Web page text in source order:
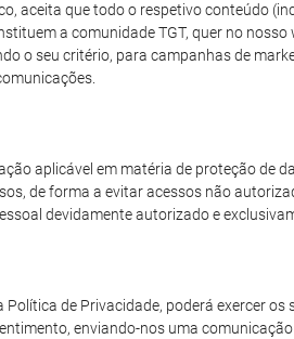
aceita que todo o respetivo conteúdo
a comunidade TGT, quer no
o seu critério, para campanhas de
aplicável em matéria de proteção de
de forma a evitar acessos não
devidamente autorizado e
de Privacidade, poderá exercer
enviando-nos uma